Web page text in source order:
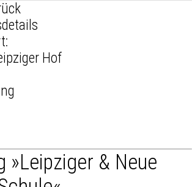
Hof
»Leipziger & Neue